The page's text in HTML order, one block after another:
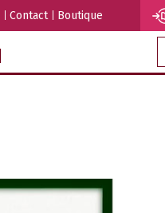
Contact Boutique